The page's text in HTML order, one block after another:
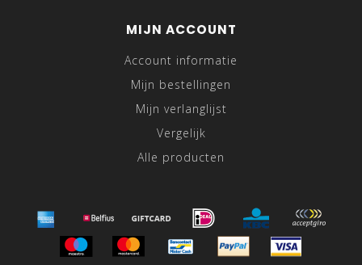
MIJN ACCOUNT
Account informatie
Mijn bestellingen
Mijn verlanglijst
Vergelijk
Alle producten